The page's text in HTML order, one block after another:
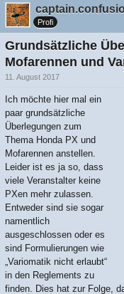
Profi
Grundsätzliche
Mofarennen und
11. August 2017
Ich möchte hier mal ein
paar grundsätzliche
Überlegungen zum
Thema Honda PX und
Mofarennen anstellen.
Leider ist es ja so, dass
viele Veranstalter keine
PXen mehr zulassen.
Entweder sind sie sogar
namentlich
ausgeschlossen oder es
sind Formulierungen wie
„Variomatik nicht erlaubt“
in den Reglements zu
finden. Dies hat zur Folge,